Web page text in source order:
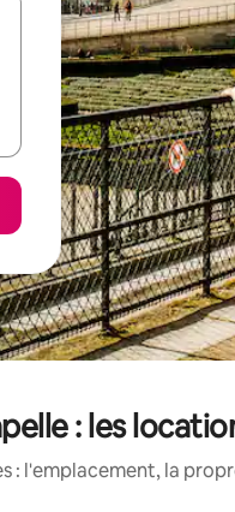
: les
: l'emplacement, la